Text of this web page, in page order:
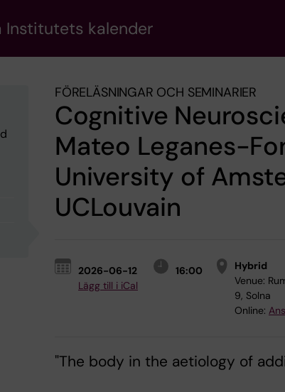
Institutets kalender
FÖRELÄSNINGAR OCH SEMINARIER
Cognitive
Mateo Leganes-
University of
UCLouvain
2026-06-12
16:00
Lägg till i iCal
Hybrid
Venue:
9, Solna
Online:
"The body in the aetiology of